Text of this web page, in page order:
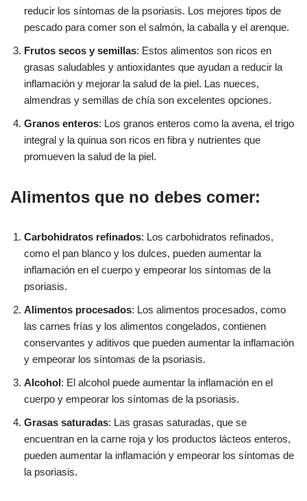
reducir los síntomas de la psoriasis. Los mejores tipos de
pescado para comer son el salmón, la caballa y el arenque.
Frutos secos y semillas: Estos alimentos son ricos en
grasas saludables y antioxidantes que ayudan a reducir la
inflamación y mejorar la salud de la piel. Las nueces,
almendras y semillas de chía son excelentes opciones.
Granos enteros: Los granos enteros como la avena, el trigo
integral y la quinua son ricos en fibra y nutrientes que
promueven la salud de la piel.
Alimentos que no debes comer:
Carbohidratos refinados: Los carbohidratos refinados,
como el pan blanco y los dulces, pueden aumentar la
inflamación en el cuerpo y empeorar los síntomas de la
psoriasis.
Alimentos procesados: Los alimentos procesados, como
las carnes frías y los alimentos congelados, contienen
conservantes y aditivos que pueden aumentar la inflamación
y empeorar los síntomas de la psoriasis.
Alcohol: El alcohol puede aumentar la inflamación en el
cuerpo y empeorar los síntomas de la psoriasis.
Grasas saturadas: Las grasas saturadas, que se
encuentran en la carne roja y los productos lácteos enteros,
pueden aumentar la inflamación y empeorar los síntomas de
la psoriasis.